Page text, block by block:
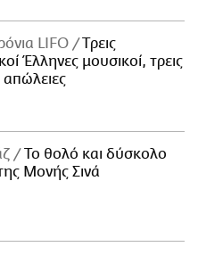
LIFO
Tρεις
Έλληνες μουσικοί, τρεις
απώλειες
Το θολό και δύσκολο
Μονής Σινά